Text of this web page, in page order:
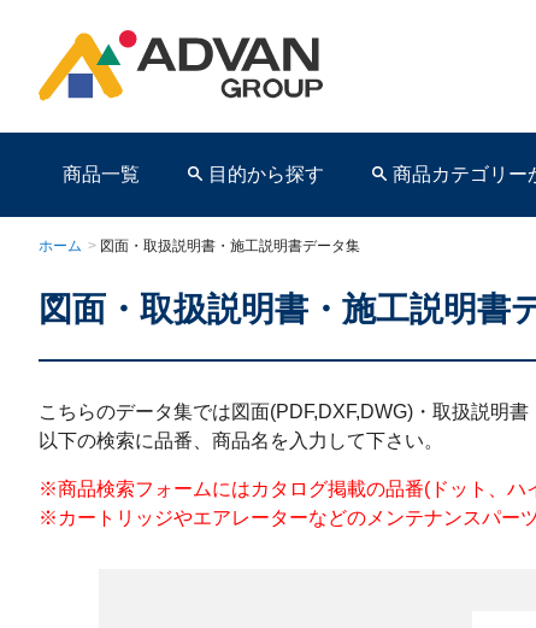
商品一覧 目的から探す 商品カテゴリー
ホーム > 図面・取扱説明書・施工説明書データ集
図面・取扱説明書・施工説明書
こちらのデータ集では図面(PDF,DXF,DWG)・取扱説明
以下の検索に品番、商品名を入力して下さい。
※商品検索フォームにはカタログ掲載の品番(ドット、
※カートリッジやエアレーターなどのメンテナンスパー